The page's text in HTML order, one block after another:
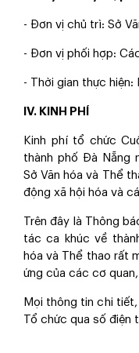
- Đơn vị chủ trì: Sở
- Đơn vị phối hợp:
- Thời gian thực hiện:
IV. KINH PHÍ
Kinh phí tổ chức
thành phố Đà Nẵng
Sở Văn hóa và Thể
động xã hội hóa và
Trên đây là Thông
tác ca khúc về
hóa và Thể thao rất
ứng của các cơ
Mọi thông tin chi
Tổ chức qua số